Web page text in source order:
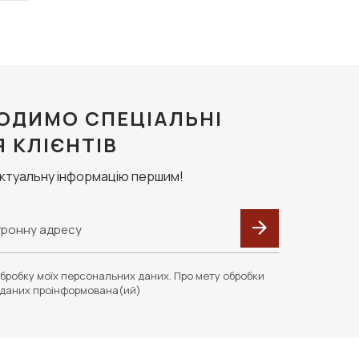
СПЕЦІАЛЬНІ
КЛІЄНТІВ
інформацію першим!
моїх персональних даних. Про мету обробки
проінформована(ий)